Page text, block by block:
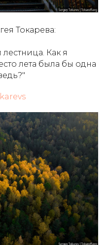
Токарева:
Как я
лета была бы одна